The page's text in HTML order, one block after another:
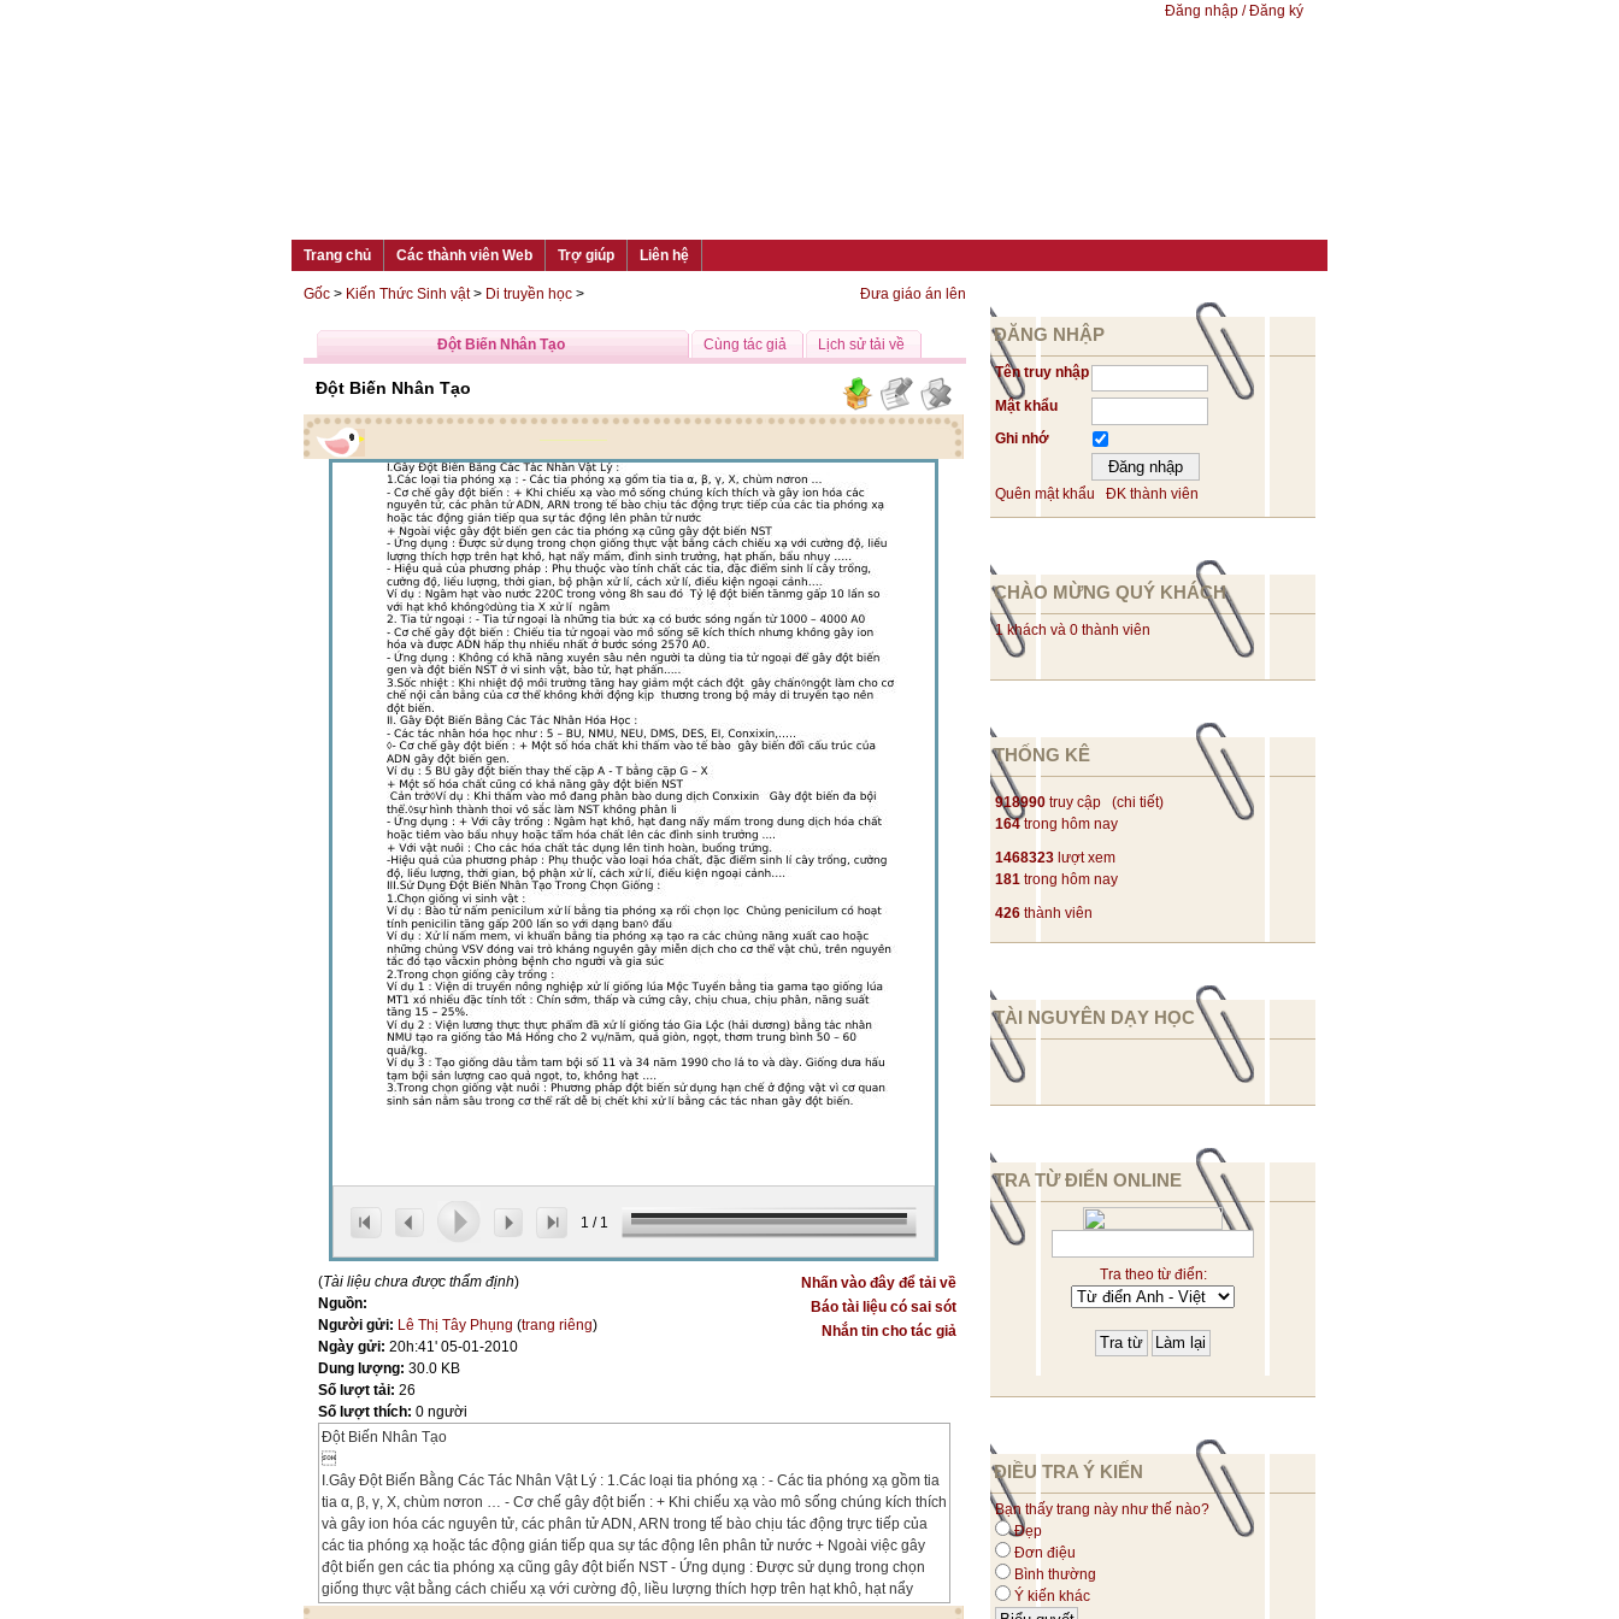
Đăng nhập / Đăng ký
Trang chủ Các thành viên Web Trợ giúp Liên hệ
ĐĂNG NHẬP
Tên truy nhập
Mật khẩu
Ghi nhớ
Quên mật khẩu ĐK thành viên
CHÀO MỪNG QUÝ KHÁCH
1 khách và 0 thành viên
THỐNG KÊ
918990 truy cập (chi tiết)
164trong hôm nay
1468323 lượt xem
181 trong hôm nay
426 thành viên
TÀI NGUYÊN DẠY HỌC
TRA TỪ ĐIỂN ONLINE
Tra theo từ điển:
ĐIỀU TRA Ý KIẾN
Bạn thấy trang này như thế nào?
Đẹp
Đơn điệu
Bình thường
Ý kiến khác
Đưa giáo án lên
Gốc > Kiến Thức Sinh vật> Di truyền học >
Đột Biến Nhân Tạo Cùng tác giả Lịch sử tải về
Đột Biến Nhân Tạo
1 / 1
Nhấn vào đây để tải về
Báo tài liệu có sai sót
Nhắn tin cho tác giả
(Tài liệu chưa được thẩm định)
Nguồn:
Người gửi: Lê Thị Tây Phụng (trang riêng)
Ngày gửi: 20h:41' 05-01-2010
Dung lượng: 30.0 KB
Số lượt tải: 26
Số lượt thích: 0 người
Đột Biến Nhân Tạo

I.Gây Đột Biến Bằng Các Tác Nhân Vật Lý : 1.Các loại tia phóng xạ : - Các tia phóng xạ gồm tia
tia α, β, γ, X, chùm nơron … - Cơ chế gây đột biến : + Khi chiếu xạ vào mô sống chúng kích thích
và gây ion hóa các nguyên tử, các phân tử ADN, ARN trong tế bào chịu tác động trực tiếp của
các tia phóng xạ hoặc tác động gián tiếp qua sự tác động lên phân tử nước + Ngoài việc gây
đột biến gen các tia phóng xạ cũng gây đột biến NST - Ứng dụng : Được sử dụng trong chọn
giống thực vật bằng cách chiếu xạ với cường độ, liều lượng thích hợp trên hạt khô, hạt nẩy
mầm, đỉnh sinh trưởng, hạt phấn, bầu nhụy ….. - Hiệu quả của phương pháp : Phụ thuộc vào